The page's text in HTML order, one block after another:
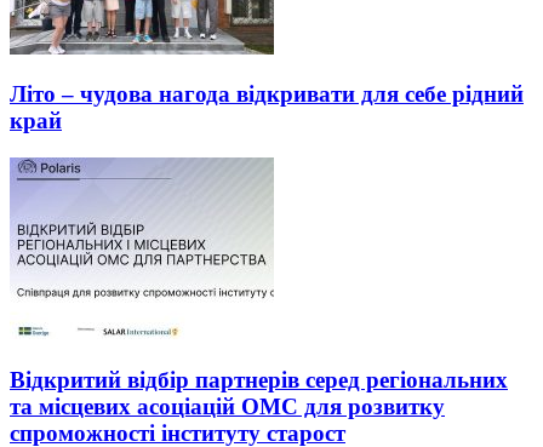
Літо – чудова нагода відкривати для себе рідний
край
Відкритий відбір партнерів серед регіональних
та місцевих асоціацій ОМС для розвитку
спроможності інституту старост